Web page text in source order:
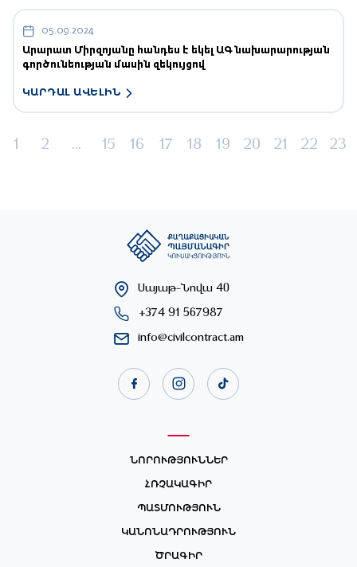
05.09.2024
Արարատ Միրզոյանը հանդես է եկել ԱԳ նախարարության
գործունեության մասին զեկույցով
ԿԱՐԴԱԼ ԱՎԵԼԻՆ
1 2 ... 15 16 17 18 19 20 21 22 23
Սայաթ-Նովա 40
+374 91 567987
info@civilcontract.am
ՆՈՐՈՒԹՅՈՒՆՆԵՐ
ՀՌՉԱԿԱԳԻՐ
ՊԱՏՄՈՒԹՅՈՒՆ
ԿԱՆՈՆԱԴՐՈՒԹՅՈՒՆ
ԾՐԱԳԻՐ